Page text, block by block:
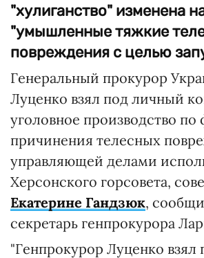
"хулиганство" изменена
"умышленные тяжкие
повреждения с целью
Генеральный прокурор
Луценко взял под личный
уголовное производство по
причинения телесных
управляющей делами
Херсонского горсовета,
Екатерине Гандзюк,
секретарь генпрокурора
"Генпрокурор Луценко